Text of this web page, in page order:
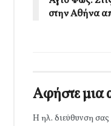
στην Αθήνα
Αφήστε μια
Η ηλ. διεύθυνση σας